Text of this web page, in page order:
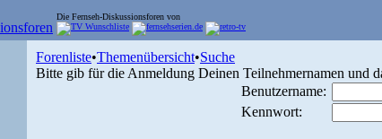
Die Fernseh-Diskussionsforen von
Forenliste•Themenübersicht•Suche
Bitte gib für die Anmeldung Deinen Teilnehmernamen und
Benutzername:
Kennwort: